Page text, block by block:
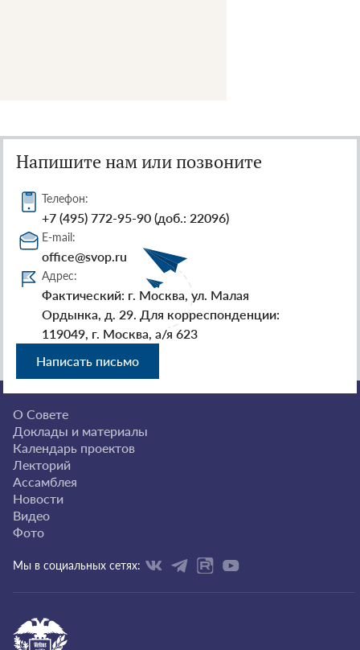
Напишите нам или позвоните
Телефон:
+7 (495) 772-95-90 (доб.: 22096)
E-mail:
office@svop.ru
Адрес:
Фактический: г. Москва, ул. Малая
Ордынка, д. 29. Для корреспонденции:
119049, г. Москва, а/я 623
Написать письмо
О Совете
Доклады и материалы
Календарь проектов
Лекторий
Ассамблея
Новости
Видео
Фото
Мы в социальных сетях: